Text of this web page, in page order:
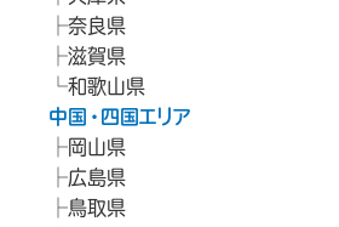
奈良県
滋賀県
和歌山県
中国・四国エリア
岡山県
広島県
鳥取県